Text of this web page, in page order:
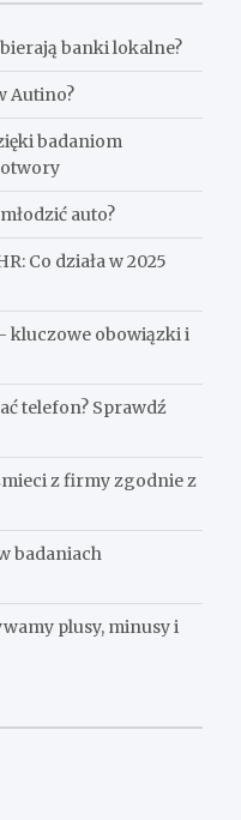
banki lokalne?
Autino?
badaniom
auto?
Co działa w 2025
kluczowe obowiązki i
telefon? Sprawdź
z firmy zgodnie z
badaniach
plusy, minusy i